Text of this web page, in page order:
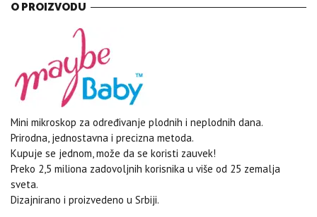
O PROIZVODU
Mini mikroskop za određivanje plodnih i neplodnih dana.
Prirodna, jednostavna i precizna metoda.
Kupuje se jednom, može da se koristi zauvek!
Preko 2,5 miliona zadovoljnih korisnika u više od 25 zemalja
sveta.
Dizajnirano i proizvedeno u Srbiji.